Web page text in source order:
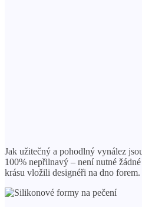
Jak užitečný a pohodlný vynález
100% nepřilnavý – není nutné
krásu vložili designéři na dno forem.